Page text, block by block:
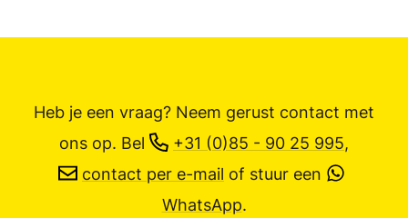
Heb je een vraag? Neem gerust contact met
ons op. Bel +31 (0)85 - 90 25 995,
contact per e-mail of stuur een
WhatsApp.